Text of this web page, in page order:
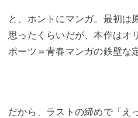
と、ホントにマンガ。最初は
思ったくらいだが、本作はオ
ポーツ＝青春マンガの鉄壁な
だから、ラストの締めで「え